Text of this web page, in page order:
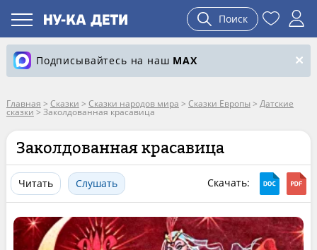
Поиск
Подписывайтесь на наш MAX
Главная > Сказки > Сказки народов мира > Сказки Европы > Датские
сказки>Заколдованная красавица
Заколдованная красавица
Читать Слушать Скачать: